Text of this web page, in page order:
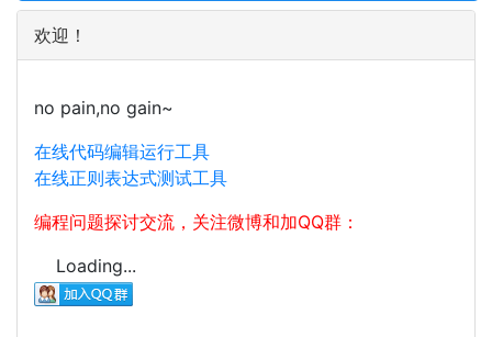
欢迎！
no pain,no gain~
在线代码编辑运行工具
在线正则表达式测试工具
编程问题探讨交流，关注微博和加QQ群：
Loading...